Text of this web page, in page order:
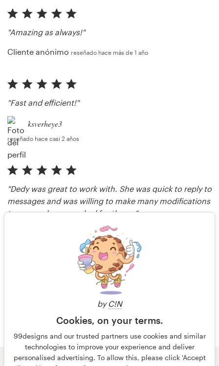
by C!N
Cookies, on your terms.
99designs and our trusted partners use cookies and similar
technologies to improve your experience and deliver
personalised advertising. To allow this, please click 'Accept
"Amazing as always!"
Cliente anónimo reseñado hace más de 1 año
"Fast and efficient!"
ksverheye3
reseñado hace casi 2 años
"Dedy was great to work with. She was quick to reply to
messages and was willing to make many modifications
to our work as we asked for them. "
reseñado hace cerca de 2 años
Más reseñas